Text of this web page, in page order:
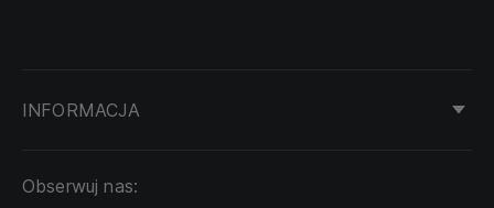
INFORMACJA
DOSTAWA I PŁATNOŚĆ
Obserwuj nas: